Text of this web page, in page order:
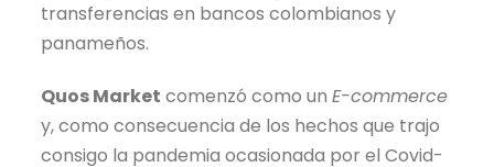
transferencias en bancos colombianos y
panameños.
Quos Market comenzó como unE-commerce
y, como consecuencia de los hechos que trajo
consigo la pandemia ocasionada por el Covid-